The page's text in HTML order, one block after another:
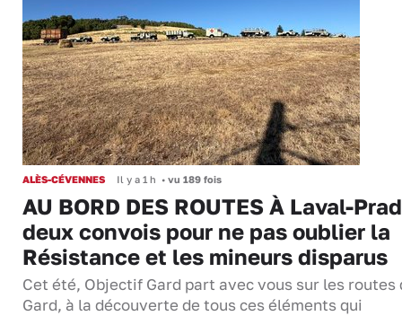
ALÈS-CÉVENNES Il y a 1 h • vu 189 fois
AU BORD DES ROUTES À Laval-
deux convois pour ne pas oublier la
Résistance et les mineurs disparus
Cet été, Objectif Gard part avec vous sur les routes
Gard, à la découverte de tous ces éléments qui